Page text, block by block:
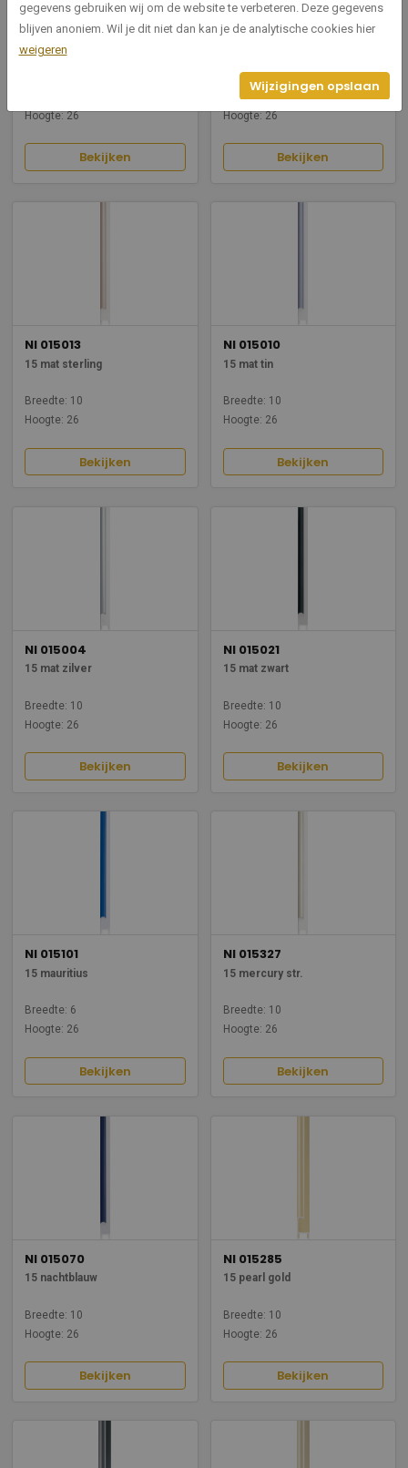
NI 015008
15 mat brons
Hoogte: 26
Bekijken
NI 015002
Breedte: 10
Hoogte: 26
Bekijken
NI 015013
15 mat sterling
Breedte: 10
Hoogte: 26
Bekijken
NI 015010
15 mat tin
Breedte: 10
Hoogte: 26
Bekijken
NI 015004
15 mat zilver
Breedte: 10
Hoogte: 26
Bekijken
NI 015021
15 mat zwart
Breedte: 10
Hoogte: 26
Bekijken
NI 015101
15 mauritius
Breedte: 6
Hoogte: 26
Bekijken
NI 015327
15 mercury str.
Breedte: 10
Hoogte: 26
Bekijken
NI 015070
15 nachtblauw
Breedte: 10
Hoogte: 26
Bekijken
NI 015285
15 pearl gold
Breedte: 10
Hoogte: 26
Bekijken
gegevens gebruiken wij om de website te verbeteren. Deze gegevens
blijven anoniem. Wil je dit niet dan kan je de analytische cookies hier
weigeren
Wijzigingen opslaan